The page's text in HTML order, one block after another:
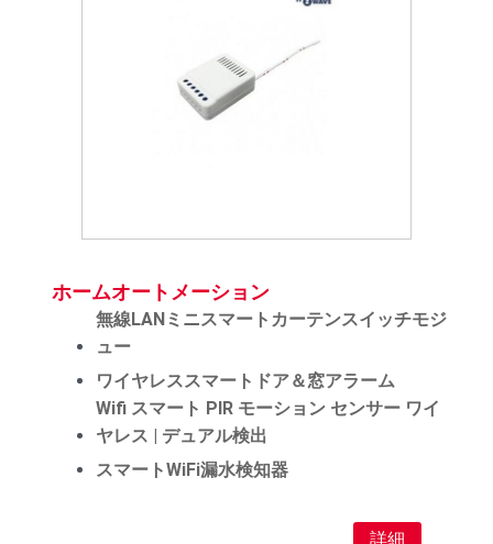
ホームオートメーション
無線LANミニスマートカーテンスイッチモジ
ュー
ワイヤレススマートドア＆窓アラーム
Wifi スマート PIR モーション センサー ワイ
ヤレス | デュアル検出
スマートWiFi漏水検知器
詳細